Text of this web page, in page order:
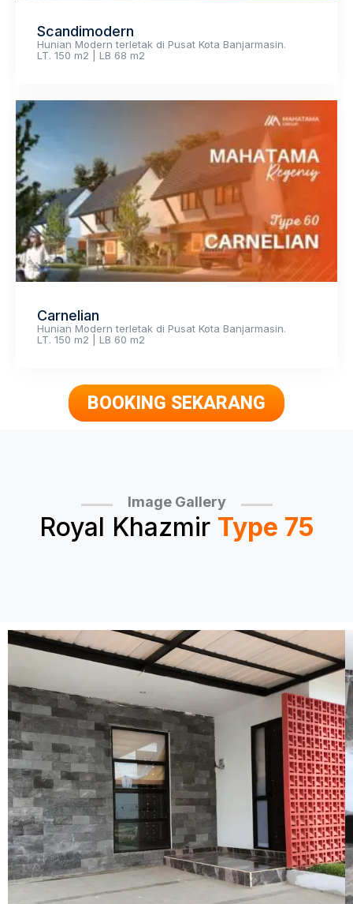
Scandimodern
Hunian Modern terletak di Pusat Kota Banjarmasin.
LT. 150 m2 | LB 68 m2
Carnelian
Hunian Modern terletak di Pusat Kota Banjarmasin.
LT. 150 m2 | LB 60 m2
BOOKING SEKARANG
Image Gallery
Royal Khazmir Type 75